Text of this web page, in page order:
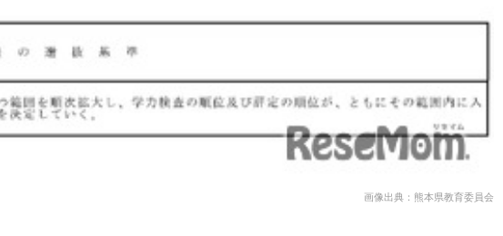
画像出典：熊本県教育委員会